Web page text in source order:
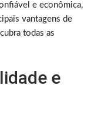
e econômica,
vantagens de
todas as
e